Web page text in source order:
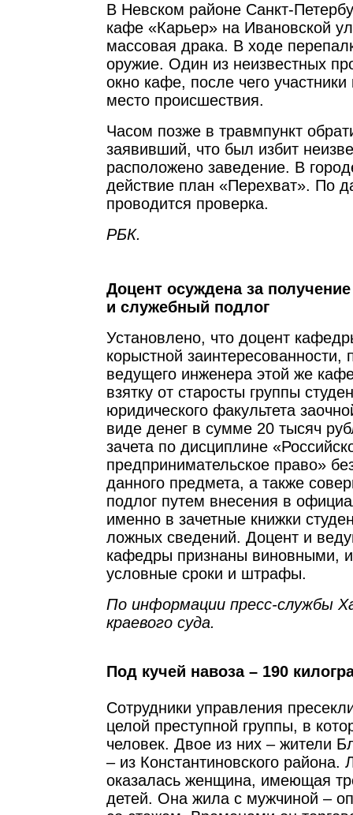
В Невском районе Санкт-
кафе «Карьер» на Ивановской
массовая драка. В ходе
оружие. Один из неизвестных
окно кафе, после чего
место происшествия.
Часом позже в травмпункт
заявивший, что был избит
расположено заведение. В
действие план «Перехват». По
проводится проверка.
РБК.
Доцент осуждена за получение
и служебный подлог
Установлено, что доцент
корыстной заинтересованности,
ведущего инженера этой же
взятку от старосты группы
юридического факультета
виде денег в сумме 20 тысяч
зачета по дисциплине
предпринимательское право»
данного предмета, а также
подлог путем внесения в
именно в зачетные книжки
ложных сведений. Доцент и
кафедры признаны виновными,
условные сроки и штрафы.
По информации пресс-службы
краевого суда.
Под кучей навоза – 190
Сотрудники управления
целой преступной группы, в
человек. Двое из них – жители
– из Константиновского района.
оказалась женщина, имеющая
детей. Она жила с мужчиной –